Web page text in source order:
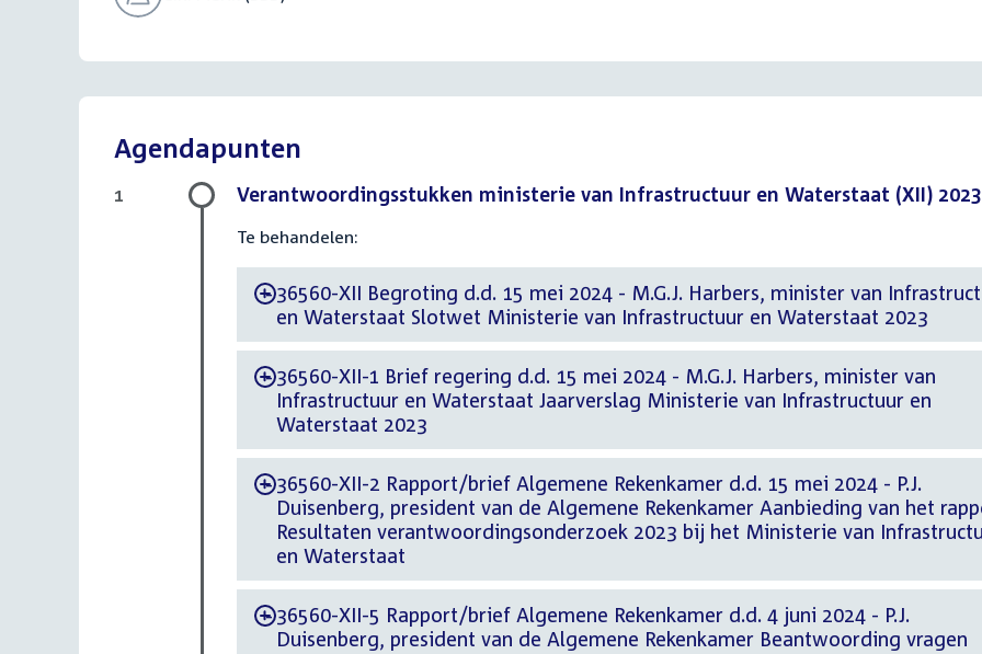
Agendapunten
Verantwoordingsstukken ministerie van Infrastructuur en Waterstaat (XII) 2023
Te behandelen:
-36560-XII Begroting d.d. 15 mei 2024 - M.G.J. Harbers, minister van
en Waterstaat Slotwet Ministerie van Infrastructuur en Waterstaat 2023
-36560-XII-1 Brief regering d.d. 15 mei 2024 - M.G.J. Harbers, minister van
Infrastructuur en Waterstaat Jaarverslag Ministerie van Infrastructuur en
Waterstaat 2023
-36560-XII-2 Rapport/brief Algemene Rekenkamer d.d. 15 mei 2024 - P.J.
Duisenberg, president van de Algemene Rekenkamer Aanbieding van het
Resultaten verantwoordingsonderzoek 2023 bij het Ministerie van
en Waterstaat
-36560-XII-5 Rapport/brief Algemene Rekenkamer d.d. 4 juni 2024 - P.J.
Duisenberg, president van de Algemene Rekenkamer Beantwoording vragen
1